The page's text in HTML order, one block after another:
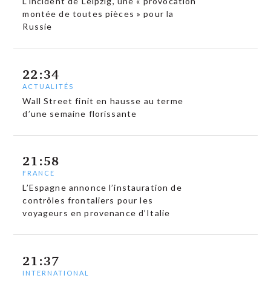
montée de toutes pièces » pour la
Russie
22:34
ACTUALITÉS
Wall Street finit en hausse au terme
d’une semaine florissante
21:58
FRANCE
L’Espagne annonce l’instauration de
contrôles frontaliers pour les
voyageurs en provenance d’Italie
21:37
INTERNATIONAL